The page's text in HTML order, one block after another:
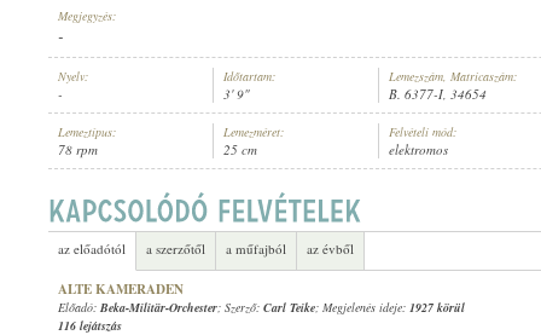
BEKA-MILITÄR-ORCHESTER, VEZÉNYEL:
LEMEZSZÁM:
Megjegyzés:
-
Nyelv:
-
Időtartam:
3' 9"
Lemezszám, Matricaszám:
B. 6377-I, 34654
Lemeztípus:
78 rpm
Lemezméret:
25 cm
Felvételi mód:
elektromos
az előadótól a szerzőtől a műfajból az évből
ALTE KAMERADEN
Előadó: Beka-Militär-Orchester; Szerző: Carl Teike; Megjelenés ideje: 1927 körül
116 lejátszás